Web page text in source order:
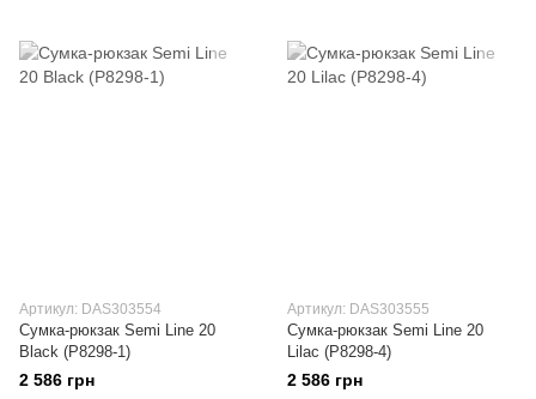
Артикул: DAS303554
Сумка-рюкзак Semi Line 20
Black (P8298-1)
2 586 грн
Артикул: DAS303555
Сумка-рюкзак Semi Line 20
Lilac (P8298-4)
2 586 грн